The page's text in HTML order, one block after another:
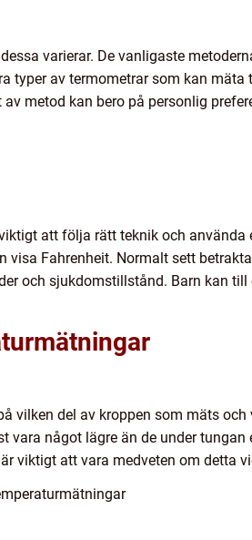
varierar. De vanligaste
typer av termometrar som kan
metod kan bero på personlig
att följa rätt teknik och
Fahrenheit. Normalt sett
och sjukdomstillstånd. Barn kan
vilken del av kroppen som mäts
något lägre än de under tungan
viktigt att vara medveten om detta